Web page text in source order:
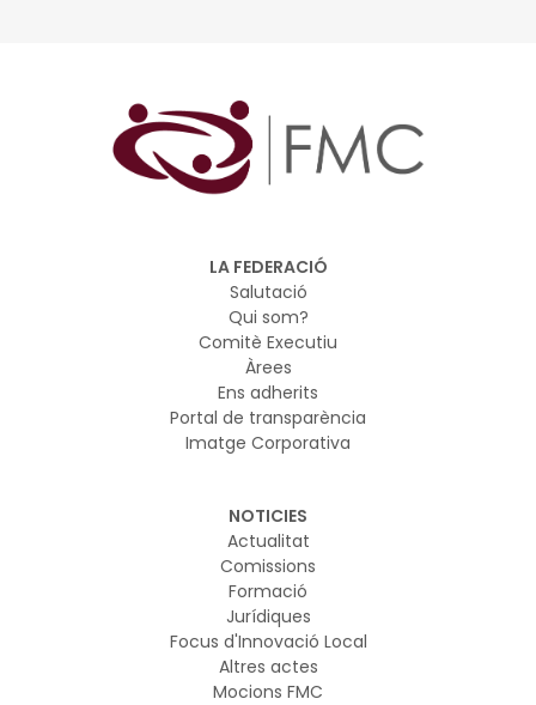
LA FEDERACIÓ
Salutació
Qui som?
Comitè Executiu
Àrees
Ens adherits
Portal de transparència
Imatge Corporativa
NOTICIES
Actualitat
Comissions
Formació
Jurídiques
Focus d'Innovació Local
Altres actes
Mocions FMC